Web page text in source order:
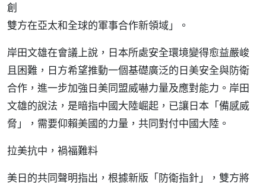
創
雙方在亞太和全球的軍事合作新領域」。
岸田文雄在會議上說，日本所處安全環境變得愈益嚴峻
且困難，日方希望推動一個基礎廣泛的日美安全與防衛
合作，進一步加強日美同盟威嚇力量及應對能力。岸田
文雄的說法，是暗指中國大陸崛起，已讓日本「備感威
脅」，需要仰賴美國的力量，共同對付中國大陸。
拉美抗中，禍福難料
美日的共同聲明指出，根據新版「防衛指針」，雙方將